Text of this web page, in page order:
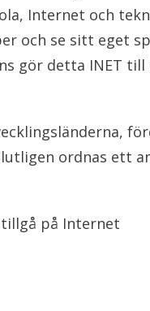
Internet och
och se sitt eget
gör detta INET till
ordnas ett
tillgå på Internet